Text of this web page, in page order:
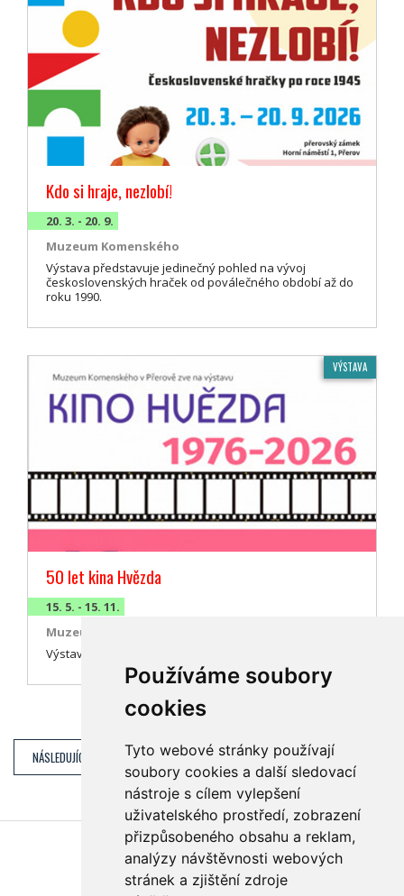
Používáme soubory
cookies
Tyto webové stránky používají
soubory cookies a další sledovací
nástroje s cílem vylepšení
uživatelského prostředí, zobrazení
přizpůsobeného obsahu a reklam,
analýzy návštěvnosti webových
stránek a zjištění zdroje
Kdo si hraje, nezlobí!
20. 3. - 20. 9.
Muzeum Komenského
Výstava představuje jedinečný pohled na vývoj
československých hraček od poválečného období až do
roku 1990.
VÝSTAVA
50 let kina Hvězda
15. 5. - 15. 11.
Muzeum Komenského
Výstava mapující historii přerovského kina.
NÁSLEDUJÍCÍ DEN (PÁTEK 10. 7.)
Najdete nás také na